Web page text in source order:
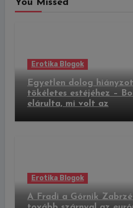
You Missed
Erotika Blogok
Egyetlen dolog
tökéletes estéjéhez –
elárulta, mi volt az
Erotika Blogok
A Fradi a Górnik